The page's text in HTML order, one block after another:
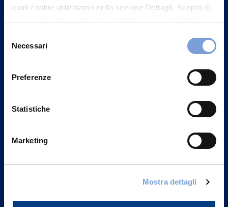
quali cookie utilizziamo nella sezione Dettagli. Scopra di
può trovare nel footer del sito nella sezione "Informativa
delNecessari
Preferenze
Statistiche
Marketing
Mostra dettagli